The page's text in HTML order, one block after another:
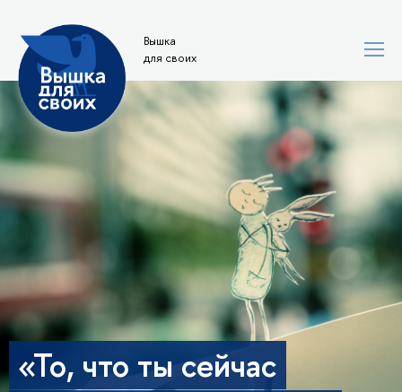
Вышка
для своих
«То, что ты сейчас